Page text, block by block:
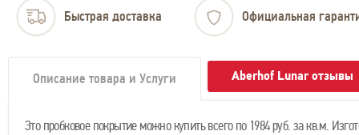
Быстрая доставка Официальная
Описание товара и Услуги Aberhof Lunar отзывы
Это пробковое покрытие можно купить всего по 1984 руб. за кв.м.